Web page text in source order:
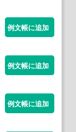
例文帳に追加
例文帳に追加
例文帳に追加